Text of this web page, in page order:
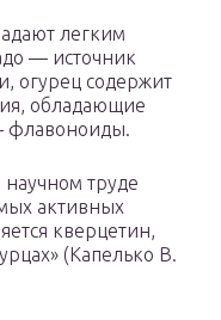
легким
— источник
огурец содержит
обладающие
флавоноиды.
труде
активных
кверцетин,
(Капелько В.